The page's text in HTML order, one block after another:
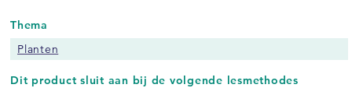
Thema
Planten
Dit product sluit aan bij de volgende lesmethodes